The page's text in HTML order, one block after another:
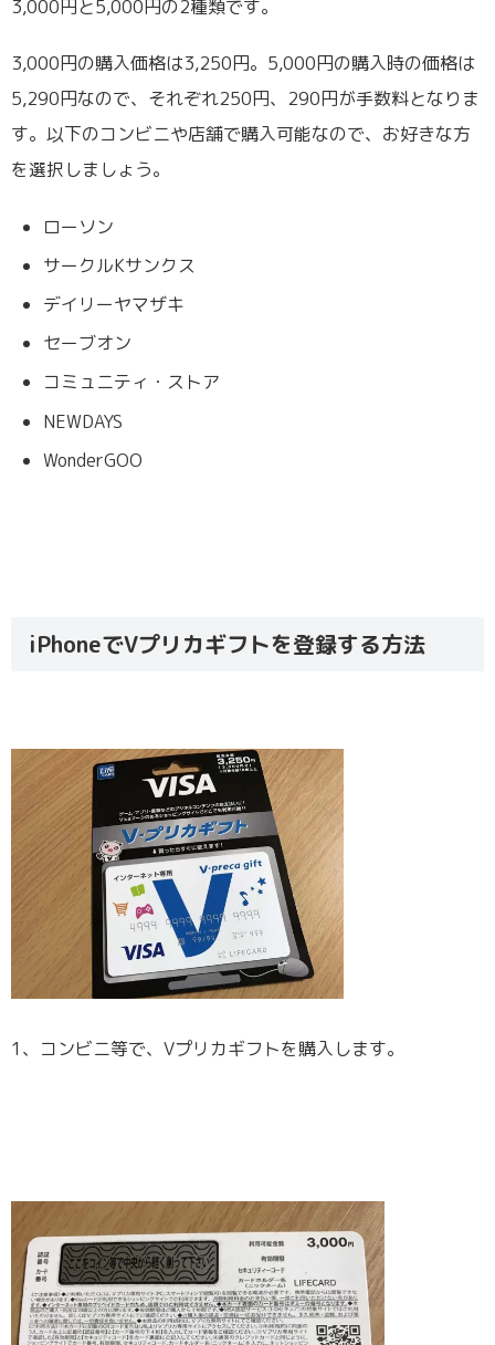
3,000円と5,000円の2種類です。
3,000円の購入価格は3,250円。5,000円の購入時の価格は
5,290円なので、それぞれ250円、290円が手数料となりま
す。以下のコンビニや店舗で購入可能なので、お好きな方
を選択しましょう。
ローソン
サークルKサンクス
デイリーヤマザキ
セーブオン
コミュニティ・ストア
NEWDAYS
WonderGOO
iPhoneでVプリカギフトを登録する方法
1、コンビニ等で、Vプリカギフトを購入します。